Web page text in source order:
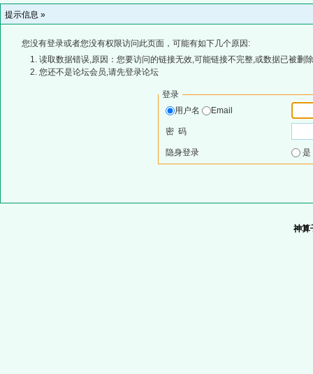
提示信息 »
您没有登录或者您没有权限访问此页面，可能有如下几个原因:
读取数据错误,原因：您要访问的链接无效,可能链接不完整,或数据已被删
您还不是论坛会员,请先登录论坛
登录
用户名
Email
密 码
隐身登录
神算